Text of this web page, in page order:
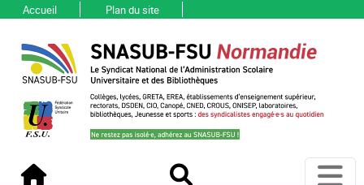
Accueil Plan du site